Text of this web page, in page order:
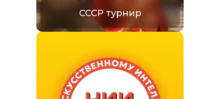
СССР турнир